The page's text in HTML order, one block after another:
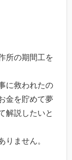
所の期間工を
に救われたの
金を貯めて夢
解説したいと
りません。